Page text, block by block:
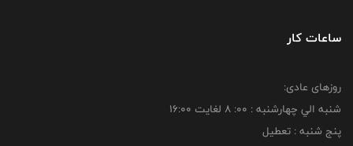
ساعات کار
روزهای عادی:
شنبه الي چهارشنبه : 00: 8 لغايت 16:00
پنج شنبه : تعطیل